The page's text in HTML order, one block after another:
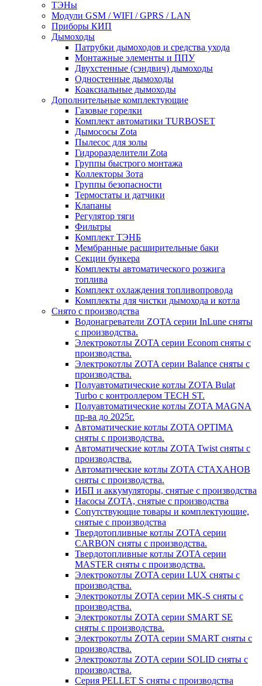
ТЭНы
Модули GSM / WIFI / GPRS / LAN
Приборы КИП
Дымоходы
Патрубки дымоходов и средства ухода
Монтажные элементы и ППУ
Двухстенные (сэндвич) дымоходы
Одностенные дымоходы
Коаксиальные дымоходы
Дополнительные комплектующие
Газовые горелки
Комплект автоматики TURBOSET
Дымососы Zota
Пылесос для золы
Гидроразделители Zota
Группы быстрого монтажа
Коллекторы Зота
Группы безопасности
Термостаты и датчики
Клапаны
Регулятор тяги
Фильтры
Комплект ТЭНБ
Мембранные расширительные баки
Секции бункера
Комплекты автоматического розжига
топлива
Комплект охлаждения топливопровода
Комплекты для чистки дымохода и котла
Снято с производства
Водонагреватели ZOTA серии InLune сняты
с производства.
Электрокотлы ZOTA серии Econom сняты с
производства.
Электрокотлы ZOTA серии Balance сняты с
производства.
Полуавтоматические котлы ZOTA Bulat
Turbo с контроллером TECH ST.
Полуавтоматические котлы ZOTA MAGNA
пр-ва до 2025г.
Автоматические котлы ZOTA OPTIMA
сняты с производства.
Автоматические котлы ZOTA Twist сняты с
производства.
Автоматические котлы ZOTA СТАХАНОВ
сняты с производства.
ИБП и аккумуляторы, снятые с производства
Насосы ZOTA, снятые с производства
Сопутствующие товары и комплектующие,
снятые с производства
Твердотопливные котлы ZOTA серии
CARBON сняты с производства.
Твердотопливные котлы ZOTA серии
MASTER сняты с производства.
Электрокотлы ZOTA серии LUX сняты с
производства.
Электрокотлы ZOTA серии MK-S сняты с
производства.
Электрокотлы ZOTA серии SMART SE
сняты с производства.
Электрокотлы ZOTA серии SMART сняты с
производства.
Электрокотлы ZOTA серии SOLID сняты с
производства.
Серия PELLET S сняты с производства